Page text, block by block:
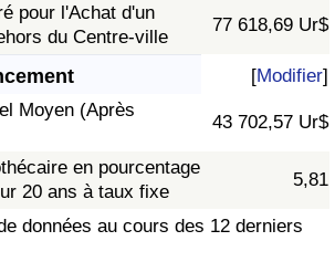
pour l'Achat d'un
du Centre-ville
77 618,69 Ur$
[Modifier]
Moyen (Après
43 702,57 Ur$
en pourcentage
20 ans à taux fixe
5,81
données au cours des 12 derniers
santé
santé par Pays